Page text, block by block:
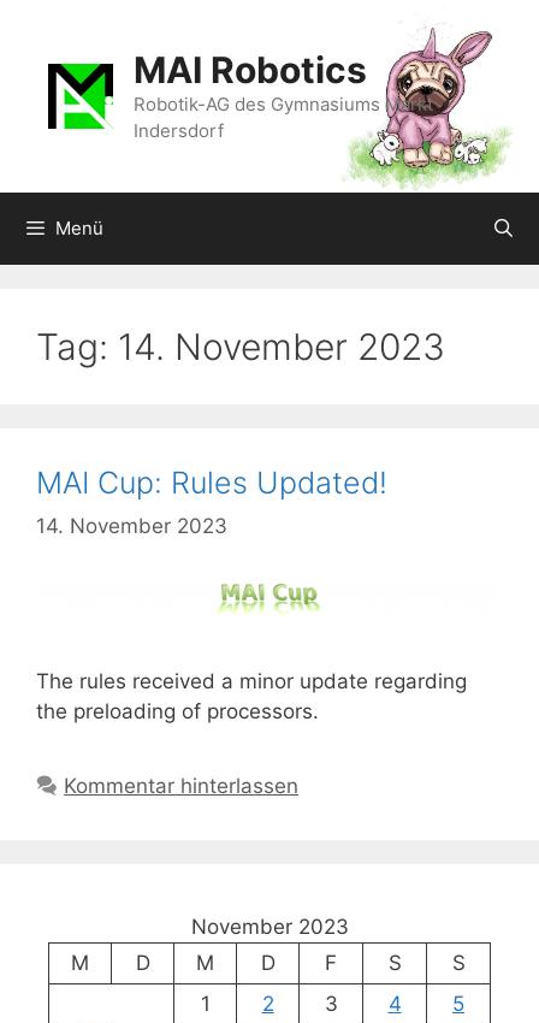
springen
MAI Robotics
Robotik-AG des Gymnasiums Markt
Indersdorf
Menü
Tag: 14. November 2023
MAI Cup: Rules Updated!
14. November 2023
The rules received a minor update regarding
the preloading of processors.
Kommentar hinterlassen
November 2023
M
D M D F S
S
1
2 3 4
5